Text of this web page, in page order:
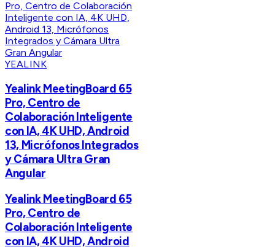
YEALINK
Yealink MeetingBoard 65
Pro, Centro de
Colaboración Inteligente
con IA, 4K UHD, Android
13, Micrófonos Integrados
y Cámara Ultra Gran
Angular
Yealink MeetingBoard 65
Pro, Centro de
Colaboración Inteligente
con IA, 4K UHD, Android